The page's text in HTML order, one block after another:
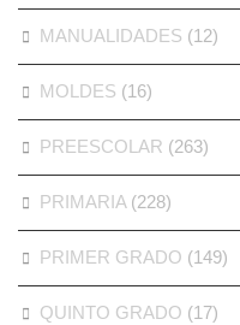
MANUALIDADES (12)
MOLDES (16)
PREESCOLAR (263)
PRIMARIA (228)
PRIMER GRADO (149)
QUINTO GRADO (17)